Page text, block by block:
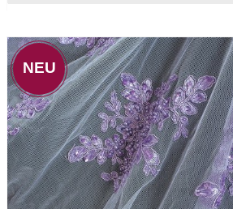
NEU